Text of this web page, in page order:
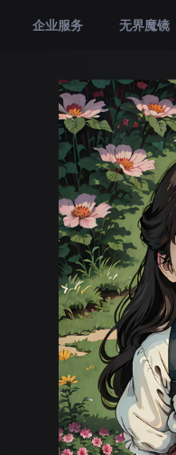
企业服务 无界魔镜